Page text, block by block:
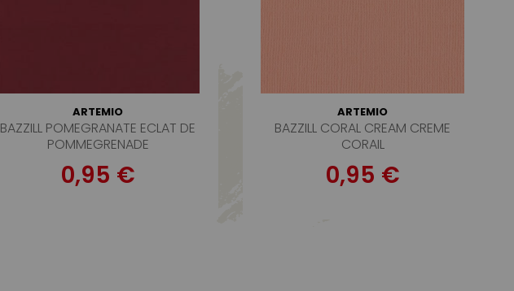
ARTEMIO
BAZZILL POMEGRANATE ECLAT DE
POMMEGRENADE
0,95 €
ARTEMIO
BAZZILL CORAL CREAM CREME
CORAIL
0,95 €